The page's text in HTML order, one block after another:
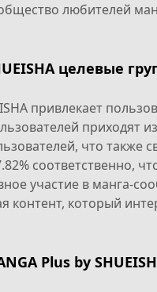
любителей
целевые
привлекает
приходят
что
соответственно,
участие в манга-
контент, который
Plus by